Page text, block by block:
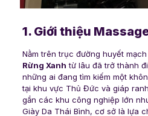
1. Giới thiệu
Nằm trên trục đường huyết mạch
Rừng Xanh từ lâu đã trở thành
những ai đang tìm kiếm một
tại khu vực Thủ Đức và giáp
gần các khu công nghiệp lớn
Giày Da Thái Bình, cơ sở là lựa